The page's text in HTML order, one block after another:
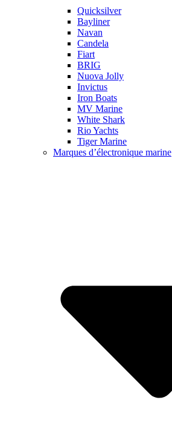
Quicksilver
Bayliner
Navan
Candela
Fiart
BRIG
Nuova Jolly
Invictus
Iron Boats
MV Marine
White Shark
Rio Yachts
Tiger Marine
Marques d’électronique marine